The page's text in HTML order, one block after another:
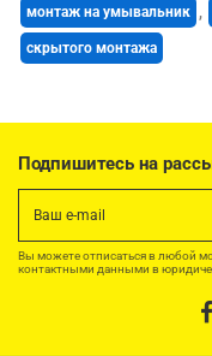
монтаж на умывальник ,
скрытого монтажа
Подпишитесь на
Вы можете отписаться в любой
контактными данными в